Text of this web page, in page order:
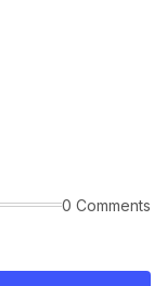
0 Comments